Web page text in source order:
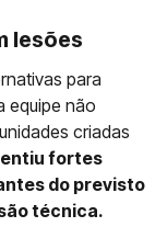
lesões
para
equipe não
criadas
fortes
do previsto
técnica.